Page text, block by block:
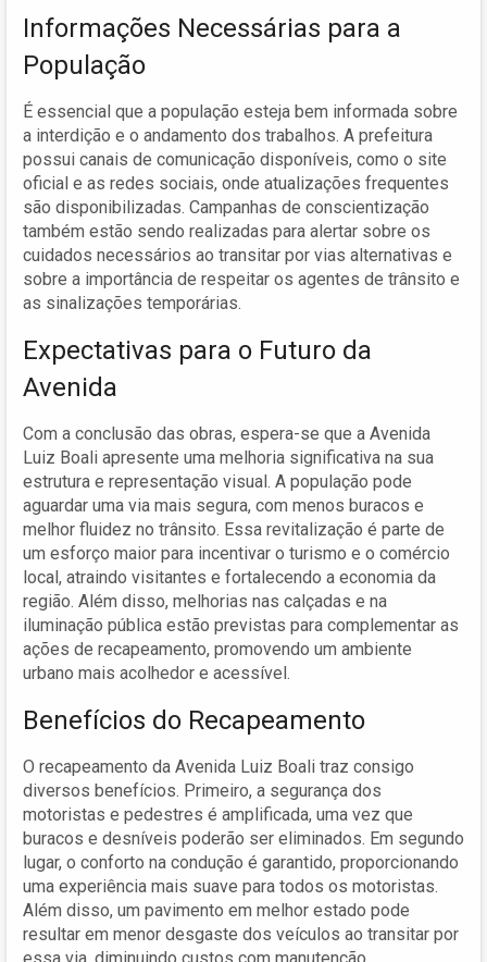
Informações Necessárias para a
População
É essencial que a população esteja bem informada sobre
a interdição e o andamento dos trabalhos. A prefeitura
possui canais de comunicação disponíveis, como o site
oficial e as redes sociais, onde atualizações frequentes
são disponibilizadas. Campanhas de conscientização
também estão sendo realizadas para alertar sobre os
cuidados necessários ao transitar por vias alternativas e
sobre a importância de respeitar os agentes de trânsito e
as sinalizações temporárias.
Expectativas para o Futuro da
Avenida
Com a conclusão das obras, espera-se que a Avenida
Luiz Boali apresente uma melhoria significativa na sua
estrutura e representação visual. A população pode
aguardar uma via mais segura, com menos buracos e
melhor fluidez no trânsito. Essa revitalização é parte de
um esforço maior para incentivar o turismo e o comércio
local, atraindo visitantes e fortalecendo a economia da
região. Além disso, melhorias nas calçadas e na
iluminação pública estão previstas para complementar as
ações de recapeamento, promovendo um ambiente
urbano mais acolhedor e acessível.
Benefícios do Recapeamento
O recapeamento da Avenida Luiz Boali traz consigo
diversos benefícios. Primeiro, a segurança dos
motoristas e pedestres é amplificada, uma vez que
buracos e desníveis poderão ser eliminados. Em segundo
lugar, o conforto na condução é garantido, proporcionando
uma experiência mais suave para todos os motoristas.
Além disso, um pavimento em melhor estado pode
resultar em menor desgaste dos veículos ao transitar por
essa via, diminuindo custos com manutenção.